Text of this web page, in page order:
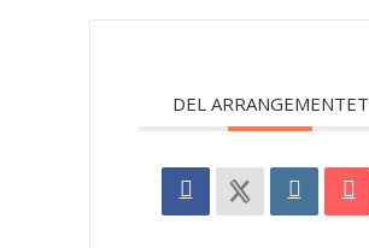
DEL ARRANGEMENTET